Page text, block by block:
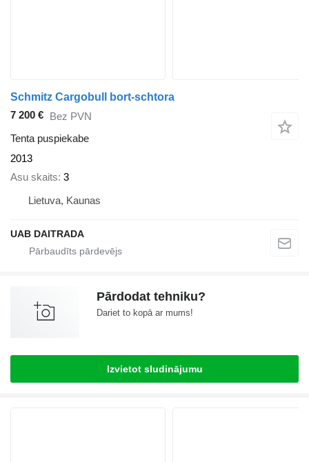
Schmitz Cargobull bort-schtora
7 200 € Bez PVN
Tenta puspiekabe
2013
Asu skaits 3
Lietuva, Kaunas
UAB DAITRADA
Pārdodat tehniku?
Dariet to kopā ar mums!
Izvietot sludinājumu